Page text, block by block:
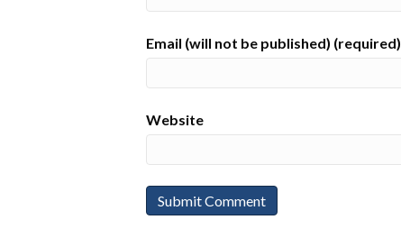
Email (will not be published) (required)
Website